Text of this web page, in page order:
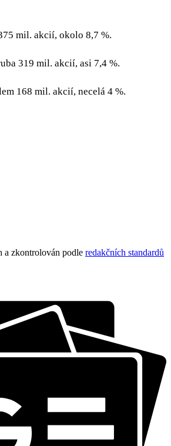
mil. akcií, okolo 8,7 %.
319 mil. akcií, asi 7,4 %.
168 mil. akcií, necelá 4 %.
a zkontrolován podle redakčních standardů